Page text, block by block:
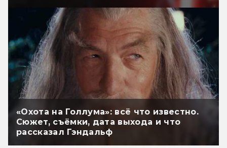
«Охота на Голлума»: всё что известно.
Сюжет, съёмки, дата выхода и что
рассказал Гэндальф